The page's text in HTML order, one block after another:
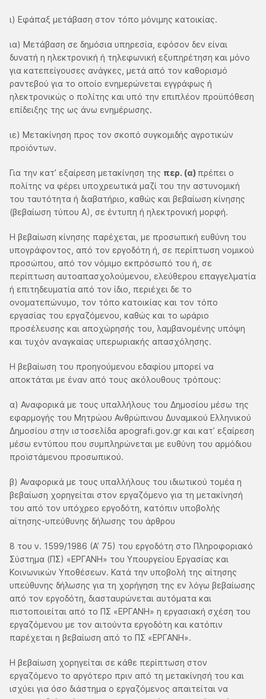
ι) Εφάπαξ μετάβαση στον τόπο μόνιμης κατοικίας.
ια) Μετάβαση σε δημόσια υπηρεσία, εφόσον δεν είναι
δυνατή η ηλεκτρονική ή τηλεφωνική εξυπηρέτηση και μόνο
για κατεπείγουσες ανάγκες, μετά από τον καθορισμό
ραντεβού για το οποίο ενημερώνεται εγγράφως ή
ηλεκτρονικώς ο πολίτης και υπό την επιπλέον προϋπόθεση
επίδειξης της ως άνω ενημέρωσης.
ιε) Μετακίνηση προς τον σκοπό συγκομιδής αγροτικών
προϊόντων.
Για την κατ’ εξαίρεση μετακίνηση της περ. (α) πρέπει ο
πολίτης να φέρει υποχρεωτικά μαζί του την αστυνομική
του ταυτότητα ή διαβατήριο, καθώς και βεβαίωση κίνησης
(βεβαίωση τύπου Α), σε έντυπη ή ηλεκτρονική μορφή.
Η βεβαίωση κίνησης παρέχεται, με προσωπική ευθύνη του
υπογράφοντος, από τον εργοδότη ή, σε περίπτωση νομικού
προσώπου, από τον νόμιμο εκπρόσωπό του ή, σε
περίπτωση αυτοαπασχολούμενου, ελεύθερου επαγγελματία
ή επιτηδευματία από τον ίδιο, περιέχει δε το
ονοματεπώνυμο, τον τόπο κατοικίας και τον τόπο
εργασίας του εργαζόμενου, καθώς και το ωράριο
προσέλευσης και αποχώρησής του, λαμβανομένης υπόψη
και τυχόν αναγκαίας υπερωριακής απασχόλησης.
Η βεβαίωση του προηγούμενου εδαφίου μπορεί να
αποκτάται με έναν από τους ακόλουθους τρόπους:
α) Αναφορικά με τους υπαλλήλους του Δημοσίου μέσω της
εφαρμογής του Μητρώου Ανθρώπινου Δυναμικού Ελληνικού
Δημοσίου στην ιστοσελίδα apografi.gov.gr και κατ’ εξαίρεση
μέσω εντύπου που συμπληρώνεται με ευθύνη του αρμόδιου
προϊστάμενου προσωπικού.
β) Αναφορικά με τους υπαλλήλους του ιδιωτικού τομέα η
βεβαίωση χορηγείται στον εργαζόμενο για τη μετακίνησή
του από τον υπόχρεο εργοδότη, κατόπιν υποβολής
αίτησης-υπεύθυνης δήλωσης του άρθρου
8 του ν. 1599/1986 (Α’ 75) του εργοδότη στο Πληροφοριακό
Σύστημα (ΠΣ) «ΕΡΓΑΝΗ» του Υπουργείου Εργασίας και
Κοινωνικών Υποθέσεων. Κατά την υποβολή της αίτησης
υπεύθυνης δήλωσης για τη χορήγηση της εν λόγω βεβαίωσης
από τον εργοδότη, διασταυρώνεται αυτόματα και
πιστοποιείται από το ΠΣ «ΕΡΓΑΝΗ» η εργασιακή σχέση του
εργαζόμενου με τον αιτούντα εργοδότη και κατόπιν
παρέχεται η βεβαίωση από το ΠΣ «ΕΡΓΑΝΗ».
Η βεβαίωση χορηγείται σε κάθε περίπτωση στον
εργαζόμενο το αργότερο πριν από τη μετακίνησή του και
ισχύει για όσο διάστημα ο εργαζόμενος απαιτείται να